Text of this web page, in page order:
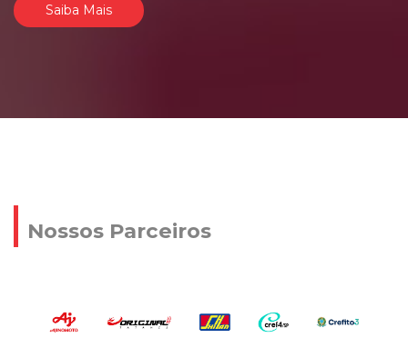
Saiba Mais
Nossos Parceiros